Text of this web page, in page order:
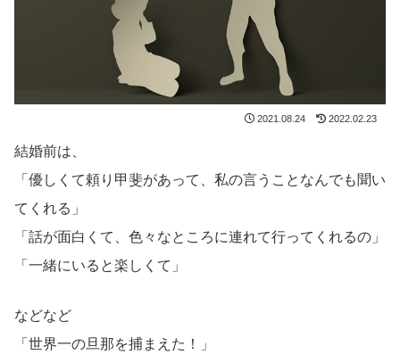
2021.08.24 2022.02.23
結婚前は、
「優しくて頼り甲斐があって、私の言うことなんでも聞い
てくれる」
「話が面白くて、色々なところに連れて行ってくれるの」
「一緒にいると楽しくて」
などなど
「世界一の旦那を捕まえた！」